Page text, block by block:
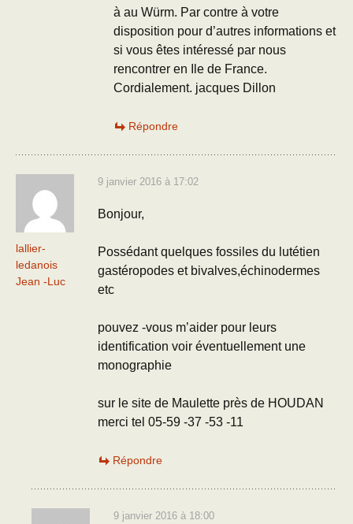
à au Würm. Par contre à votre
disposition pour d’autres informations et
si vous êtes intéressé par nous
rencontrer en Ile de France.
Cordialement. jacques Dillon
Répondre
lallier-
ledanois
Jean -Luc
9 janvier 2016 à 17:02
Bonjour,
Possédant quelques fossiles du lutétien
gastéropodes et bivalves,échinodermes
etc
pouvez -vous m’aider pour leurs
identification voir éventuellement une
monographie
sur le site de Maulette près de HOUDAN
merci tel 05-59 -37 -53 -11
Répondre
9 janvier 2016 à 18:00